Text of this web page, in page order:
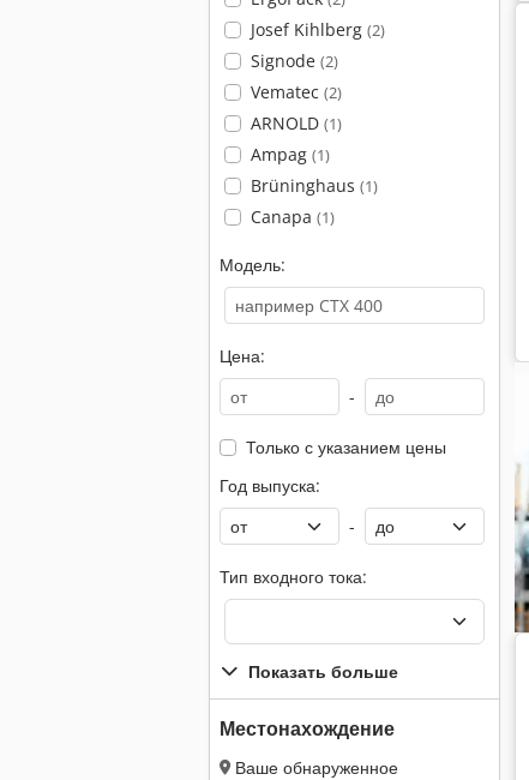
Josef Kihlberg (2)
Signode (2)
Vematec (2)
ARNOLD (1)
Ampag (1)
Brüninghaus (1)
Canapa (1)
Модель:
Цена:
-
Только с указанием цены
Год выпуска:
-
Тип входного тока:
Показать больше
Местонахождение
Ваше обнаруженное